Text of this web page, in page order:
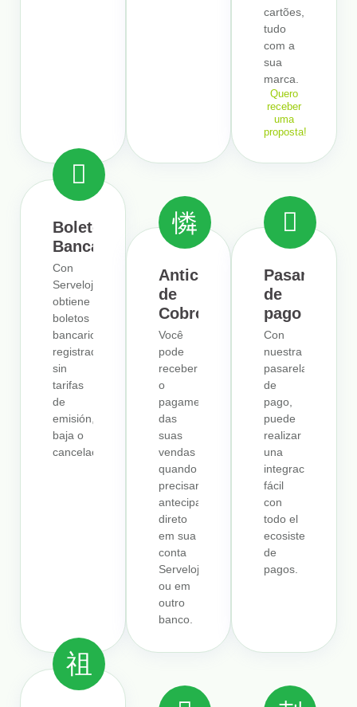
cartões,
tudo
com a
sua
marca.
Quero
receber
uma
proposta!
Boleto
Bancario
Con
Serveloja,
obtiene
boletos
bancarios
registrados
sin
tarifas
de
emisión,
baja o
cancelación.
Anticipación
de
Cobros
Você
pode
receber
o
pagamento
das
suas
vendas
quando
precisar
antecipando
direto
em sua
conta
Serveloja
ou em
outro
banco.
Pasarela
de
pago
Con
nuestra
pasarela
de
pago,
puede
realizar
una
integración
fácil
con
todo el
ecosistema
de
pagos.